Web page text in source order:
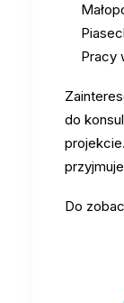
Pracy
do
Do